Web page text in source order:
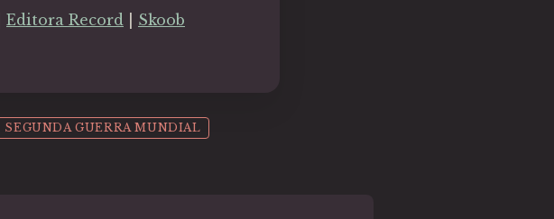
Editora Record Skoob
SEGUNDA GUERRA MUNDIAL